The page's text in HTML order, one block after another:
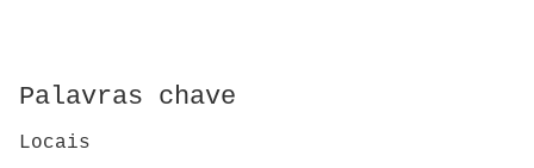
Palavras chave
Locais